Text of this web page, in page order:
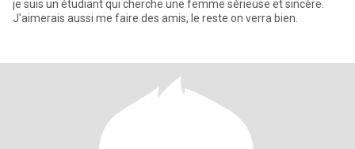
je suis un étudiant qui cherche une femme sérieuse et sincère.
J'aimerais aussi me faire des amis, le reste on verra bien.